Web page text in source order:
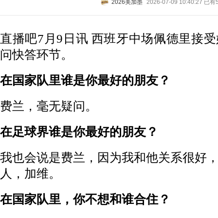
2026美加墨 2026-07-09 10:40:27 已有
直播吧7月9日讯 西班牙中场佩德里接
问快答环节。
在国家队里谁是你最好的朋友？
费兰，毫无疑问。
在足球界谁是你最好的朋友？
我也会说是费兰，因为我和他关系很好
人，加维。
在国家队里，你不想和谁合住？